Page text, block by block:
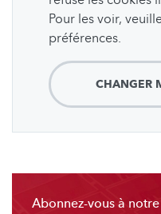
Pour les voir,
préférences.
CHANGER
Abonnez-vous à notre